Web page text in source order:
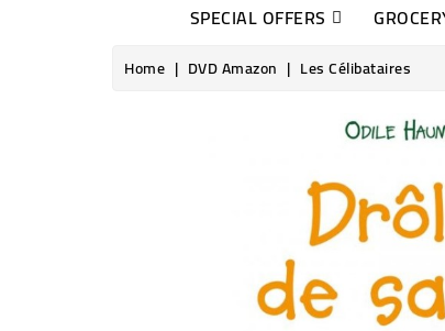
SPECIAL OFFERS
Home DVD Amazon Les Célibataires